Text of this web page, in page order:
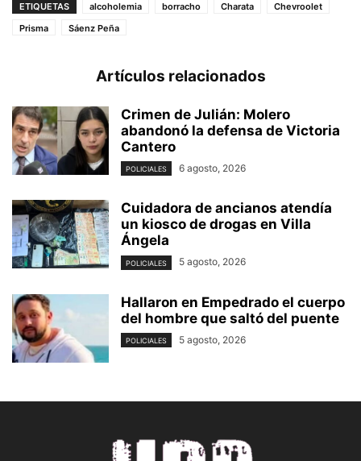
ETIQUETAS alcoholemia borracho Charata
Chevroolet
Prisma
Sáenz Peña
Artículos relacionados
Crimen de Julián: Molero
abandonó la defensa de Victoria
Cantero
POLICIALES 6 agosto, 2026
Cuidadora de ancianos atendía
un kiosco de drogas en Villa
Ángela
POLICIALES 5 agosto, 2026
Hallaron en Empedrado el cuerpo
del hombre que saltó del puente
POLICIALES 5 agosto, 2026